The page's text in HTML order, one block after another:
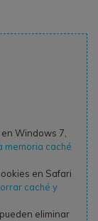
Windows 7,
memoria caché
en Safari
caché y
eliminar